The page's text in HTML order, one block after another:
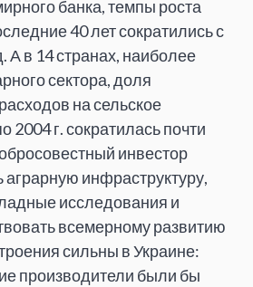
банка, темпы роста
40 лет сократились с
А в 14 странах, наиболее
сектора, доля
на сельское
2004 г. сократилась почти
инвестор
инфраструктуру,
исследования и
всемерному развитию
сильны в Украине:
производители были бы